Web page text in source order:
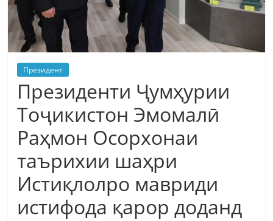
Президент
Президенти Ҷумҳурии
Тоҷикистон Эмомалӣ
Раҳмон Осорхонаи
таърихии шаҳри
Истиқлолро мавриди
истифода қарор доданд